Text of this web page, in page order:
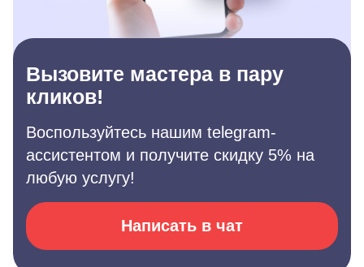
Вызовите мастера в пару
кликов!
Воспользуйтесь нашим telegram-
ассистентом и получите скидку 5% на
любую услугу!
Написать в чат